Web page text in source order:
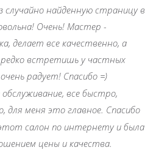
случайно найденную страницу в
Очень! Мастер -
делает все качественно, а
редко встретишь у частных
радует! Спасибо =)
все быстро,
для меня это главное. Спасибо
салон по интернету и была
цены и качества.